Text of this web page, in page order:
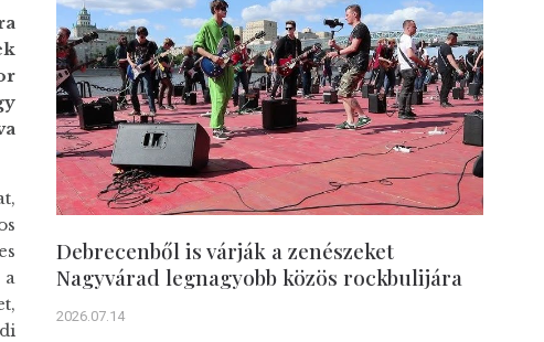
Debrecenből is várják a zenészeket
Nagyvárad legnagyobb közös rockbulijára
2026.07.14